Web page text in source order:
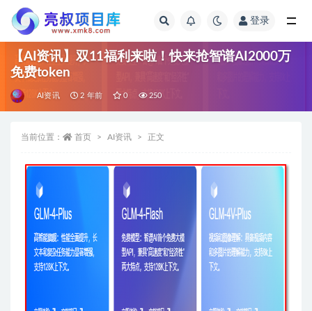
登录
【AI资讯】双11福利来啦！快来抢智谱AI2000万
免费token
AI资讯 2 年前 0 250
当前位置： 首页 AI资讯 正文